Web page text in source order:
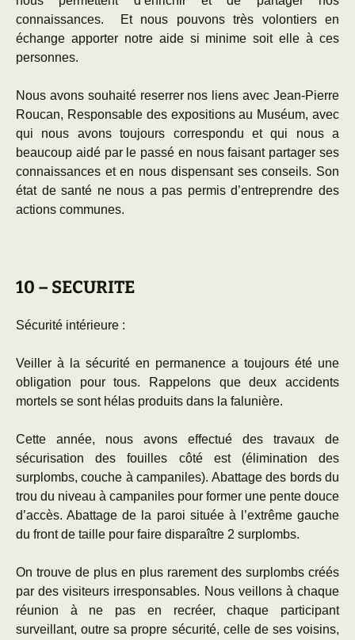
connaissances. Et nous pouvons très volontiers en
échange apporter notre aide si minime soit elle à ces
personnes.
Nous avons souhaité reserrer nos liens avec Jean-Pierre
Roucan, Responsable des expositions au Muséum, avec
qui nous avons toujours correspondu et qui nous a
beaucoup aidé par le passé en nous faisant partager ses
connaissances et en nous dispensant ses conseils. Son
état de santé ne nous a pas permis d’entreprendre des
actions communes.
10 – SECURITE
Sécurité intérieure :
Veiller à la sécurité en permanence a toujours été une
obligation pour tous. Rappelons que deux accidents
mortels se sont hélas produits dans la falunière.
Cette année, nous avons effectué des travaux de
sécurisation des fouilles côté est (élimination des
surplombs, couche à campaniles). Abattage des bords du
trou du niveau à campaniles pour former une pente douce
d’accès. Abattage de la paroi située à l’extrême gauche
du front de taille pour faire disparaître 2 surplombs.
On trouve de plus en plus rarement des surplombs créés
par des visiteurs irresponsables. Nous veillons à chaque
réunion à ne pas en recréer, chaque participant
surveillant, outre sa propre sécurité, celle de ses voisins,